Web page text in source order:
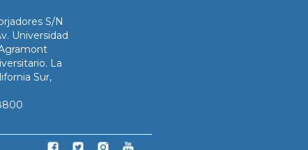
S/N
Universidad
La
Sur,